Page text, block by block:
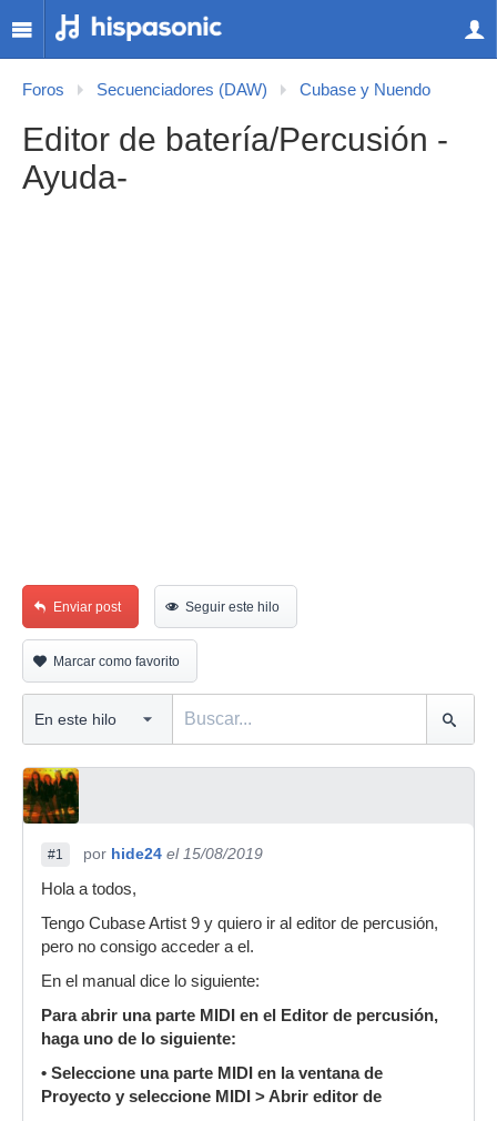
Foros Secuenciadores (DAW) Cubase y Nuendo
Editor de batería/Percusión -
Ayuda-
Enviar post Seguir este hilo
Marcar como favorito
#1 por hide24 el 15/08/2019
Hola a todos,
Tengo Cubase Artist 9 y quiero ir al editor de percusión,
pero no consigo acceder a el.
En el manual dice lo siguiente:
Para abrir una parte MIDI en el Editor de percusión,
haga uno de lo siguiente:
• Seleccione una parte MIDI en la ventana de
Proyecto y seleccione MIDI > Abrir editor de